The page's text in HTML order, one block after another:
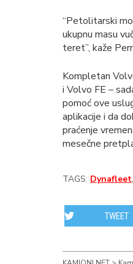
“Petolitarski
ukupnu masu
teret”, kaže
Kompletan
i Volvo FE –
pomoć ove
aplikacije i da
praćenje
mesečne
TAGS: Dynafleet,
TWEET